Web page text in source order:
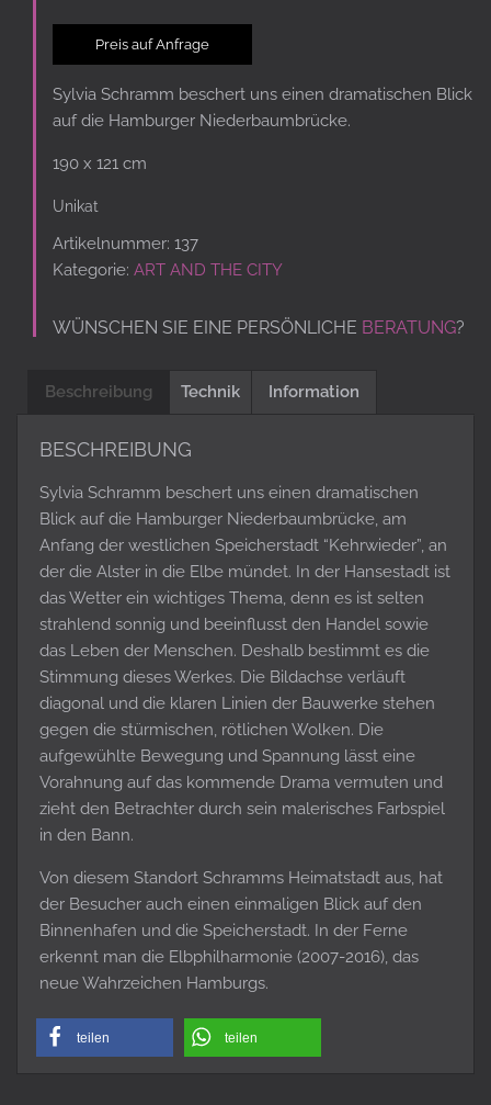
Preis auf Anfrage
Sylvia Schramm beschert uns einen dramatischen Blick
auf die Hamburger Niederbaumbrücke.
190 x 121 cm
Unikat
Artikelnummer: 137
Kategorie: ART AND THE CITY
WÜNSCHEN SIE EINE PERSÖNLICHE BERATUNG?
Beschreibung Technik Information
BESCHREIBUNG
Sylvia Schramm beschert uns einen dramatischen
Blick auf die Hamburger Niederbaumbrücke, am
Anfang der westlichen Speicherstadt “Kehrwieder”, an
der die Alster in die Elbe mündet. In der Hansestadt ist
das Wetter ein wichtiges Thema, denn es ist selten
strahlend sonnig und beeinflusst den Handel sowie
das Leben der Menschen. Deshalb bestimmt es die
Stimmung dieses Werkes. Die Bildachse verläuft
diagonal und die klaren Linien der Bauwerke stehen
gegen die stürmischen, rötlichen Wolken. Die
aufgewühlte Bewegung und Spannung lässt eine
Vorahnung auf das kommende Drama vermuten und
zieht den Betrachter durch sein malerisches Farbspiel
in den Bann.
Von diesem Standort Schramms Heimatstadt aus, hat
der Besucher auch einen einmaligen Blick auf den
Binnenhafen und die Speicherstadt. In der Ferne
erkennt man die Elbphilharmonie (2007-2016), das
neue Wahrzeichen Hamburgs.
teilen teilen